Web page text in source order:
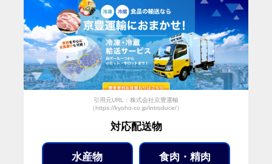
引用元URL：株式会社京豊運輸
（https://kyoho.co.jp/introduce/）
対応配送物
水産物 食肉・精肉